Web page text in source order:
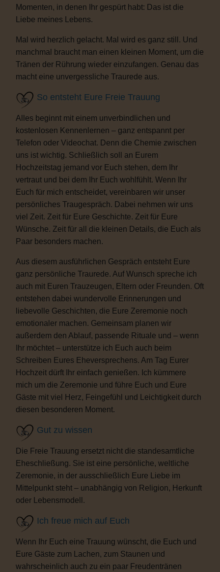
Momenten, in denen Ihr gespürt habt: Das ist die
Liebe meines Lebens.
Mal wird herzlich gelacht. Mal wird es ganz still. Und
manchmal braucht man einen kleinen Moment, um die
Tränen der Rührung wieder einzufangen. Genau das
macht eine unvergessliche Traurede aus.
So entsteht Eure Freie Trauung
Alles beginnt mit einem unverbindlichen und
kostenlosen Kennenlernen – ganz entspannt per
Telefon oder Videochat. Denn die Chemie zwischen
uns ist wichtig. Schließlich soll an Eurem
Hochzeitstag jemand vor Euch stehen, dem Ihr
vertraut und bei dem Ihr Euch wohlfühlt. Wenn Ihr
Euch für mich entscheidet, vereinbaren wir unser
persönliches Traugespräch. Dabei nehmen wir uns
viel Zeit. Zeit für Eure Geschichte. Zeit für Eure
Wünsche. Zeit für all die kleinen Details, die Euch als
Paar besonders machen.
Aus diesem ausführlichen Gespräch entsteht Eure
ganz persönliche Traurede. Auf Wunsch spreche ich
auch mit Euren Trauzeugen, Eltern oder Freunden. Oft
entstehen dabei wundervolle Erinnerungen und
liebevolle Geschichten, die Eure Zeremonie noch
emotionaler machen. Gemeinsam planen wir
außerdem den Ablauf, passende Rituale und – wenn
Ihr möchtet – unterstütze ich Euch auch beim
Schreiben Eures Eheversprechens. Am Tag Eurer
Hochzeit dürft Ihr einfach genießen. Ich kümmere
mich um die Zeremonie und führe Euch und Eure
Gäste mit viel Herz, Feingefühl und Leichtigkeit durch
diesen besonderen Moment.
Gut zu wissen
Die Freie Trauung ersetzt nicht die standesamtliche
Eheschließung. Sie ist eine persönliche, weltliche
Zeremonie, in der ausschließlich Eure Liebe im
Mittelpunkt steht – unabhängig von Religion, Herkunft
oder Lebensmodell.
Ich freue mich auf Euch
Wenn Ihr Euch eine Trauung wünscht, die Euch und
Eure Gäste zum Lachen, zum Staunen und
wahrscheinlich auch zu ein paar Freudentränen